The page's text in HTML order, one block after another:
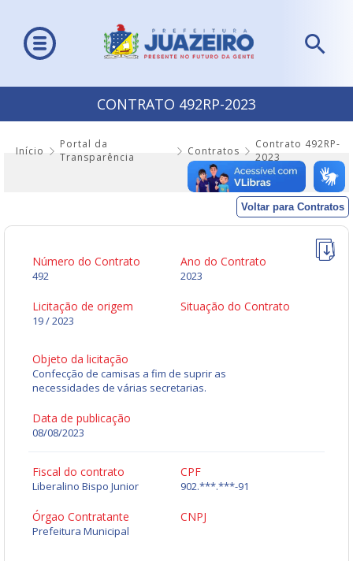
CONTRATO 492RP-2023
Início
Portal da
Transparência
Contratos
Contrato 492RP-
2023
Voltar para Contratos
Número do Contrato
492
Ano do Contrato
2023
Licitação de origem
19 / 2023
Situação do Contrato
Objeto da licitação
Confecção de camisas a fim de suprir as
necessidades de várias secretarias.
Data de publicação
08/08/2023
Fiscal do contrato
Liberalino Bispo Junior
CPF
902.***.***-91
Órgao Contratante
Prefeitura Municipal
CNPJ